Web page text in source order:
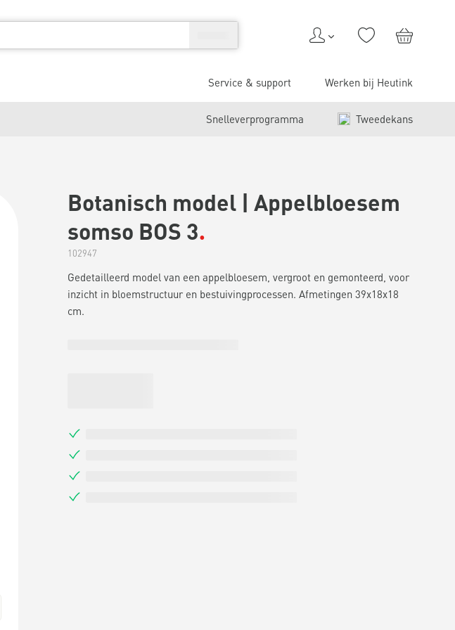
Service & support Werken bij Heutink
Snelleverprogramma Tweedekans
Botanisch model | Appelbloesem
somso BOS 3
102947
Gedetailleerd model van een appelbloesem, vergroot en gemonteerd, voor
inzicht in bloemstructuur en bestuivingprocessen. Afmetingen 39x18x18
cm.